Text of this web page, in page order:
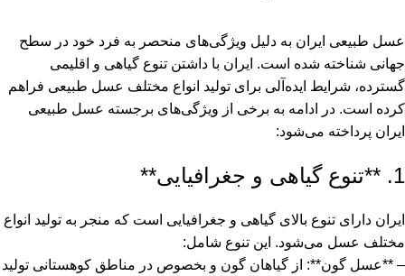
عسل طبیعی ایران به دلیل ویژگی‌های منحصر به فرد خود در سطح
جهانی شناخته شده است. ایران با داشتن تنوع گیاهی و اقلیمی
گسترده، شرایط ایده‌آلی برای تولید انواع مختلف عسل طبیعی فراهم
کرده است. در ادامه به برخی از ویژگی‌های برجسته عسل طبیعی
ایران پرداخته می‌شود:
1. **تنوع گیاهی و جغرافیایی**
ایران دارای تنوع بالای گیاهی و جغرافیایی است که منجر به تولید انواع
مختلف عسل می‌شود. این تنوع شامل:
– **عسل گون**: از گیاهان گون و بخصوص در مناطق کوهستانی تولید